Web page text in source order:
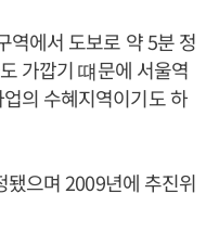
역에서 도보로 약 5분 정
가깝기 떄문에 서울역
의 수혜지역이기도 하
으며 2009년에 추진위